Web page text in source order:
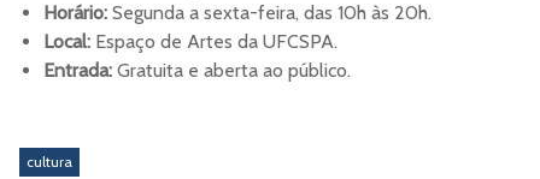
Horário: Segunda a sexta-feira, das 10h às 20h.
Local: Espaço de Artes da UFCSPA.
Entrada: Gratuita e aberta ao público.
cultura